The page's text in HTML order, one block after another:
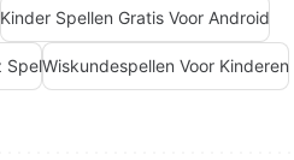
Kinder Spellen Gratis Voor Android
SpelWiskundespellen Voor Kinderen